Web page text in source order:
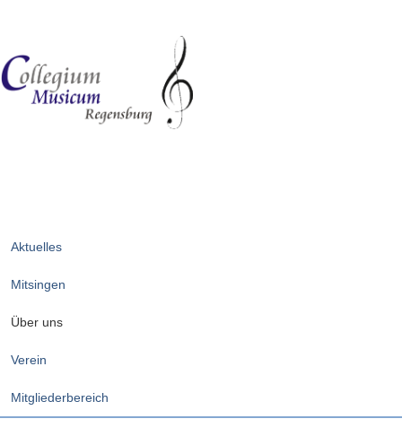
Aktuelles
Mitsingen
Über uns
Verein
Mitgliederbereich